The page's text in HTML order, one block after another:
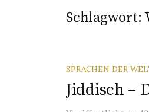
Schlagwort:
SPRACHEN DER
Jiddisch –